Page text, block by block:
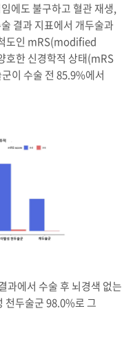
에도 불구하고 혈관 재생,
결과 지표에서 개두술과
도인 mRS(modified
호한 신경학적 상태(mRS
이 수술 전 85.9%에서
과에서 수술 후 뇌경색 없는
천두술군 98.0%로 그